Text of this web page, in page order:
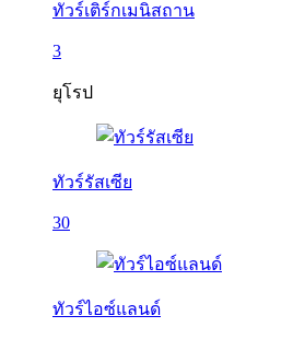
ทัวร์เติร์กเมนิสถาน
3
ยุโรป
ทัวร์รัสเซีย
30
ทัวร์ไอซ์แลนด์